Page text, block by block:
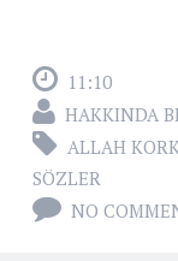
11:10
HAKKINDA
ALLAH
SÖZLER
NO